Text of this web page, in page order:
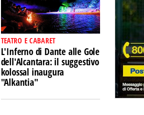
TEATRO E CABARET
L'Inferno di Dante alle Gole
dell'Alcantara: il suggestivo
kolossal inaugura
"Alkantia"